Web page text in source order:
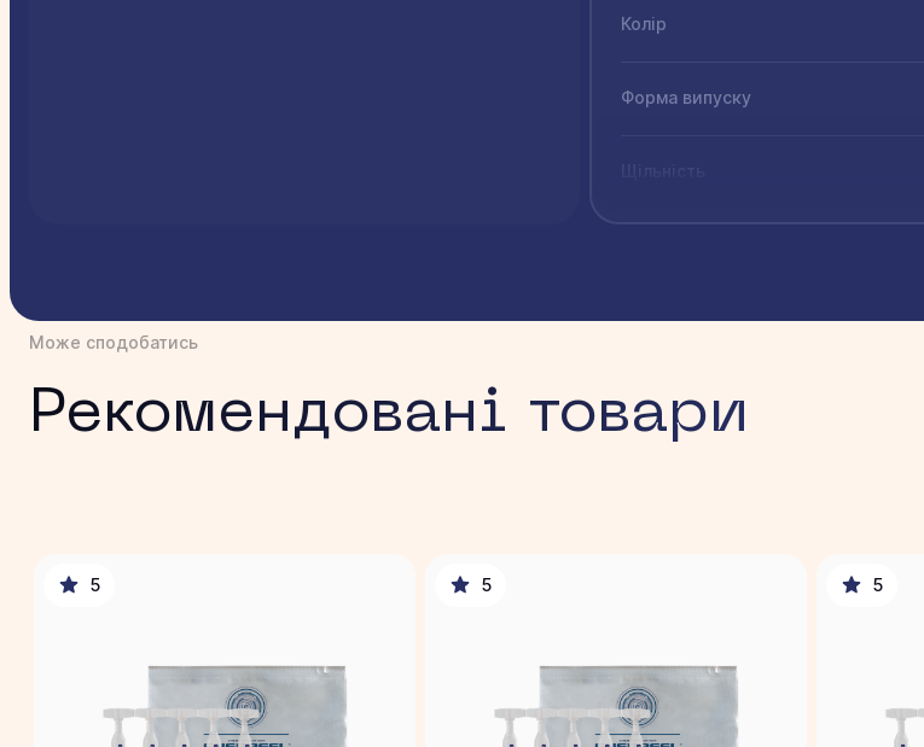
Колір
Форма випуску
Щільність
Зона на шкірі
Може сподобатись
Рекомендовані товари
5 5 5